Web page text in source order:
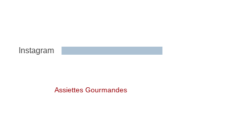
Instagram
Assiettes Gourmandes